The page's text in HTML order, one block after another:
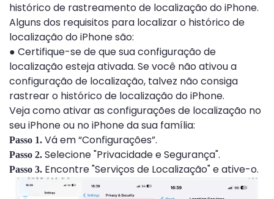
histórico de rastreamento de localização do iPhone.
Alguns dos requisitos para localizar o histórico de
localização do iPhone são:
● Certifique-se de que sua configuração de
localização esteja ativada. Se você não ativou a
configuração de localização, talvez não consiga
rastrear o histórico de localização do iPhone.
Veja como ativar as configurações de localização no
seu iPhone ou no iPhone da sua família:
Passo 1. Vá em “Configurações”.
Passo 2. Selecione "Privacidade e Segurança".
Passo 3. Encontre "Serviços de Localização" e ative-o.